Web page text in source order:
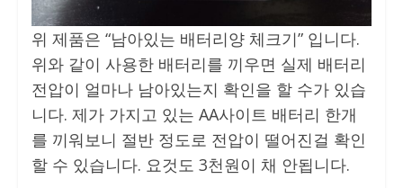
위 제품은 “남아있는 배터리양 체크기” 입니다.
위와 같이 사용한 배터리를 끼우면 실제 배터리
전압이 얼마나 남아있는지 확인을 할 수가 있습
니다. 제가 가지고 있는 AA사이트 배터리 한개
를 끼워보니 절반 정도로 전압이 떨어진걸 확인
할 수 있습니다. 요것도 3천원이 채 안됩니다.